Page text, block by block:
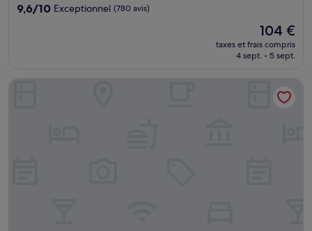
9.6
9,6/10 Exceptionnel (780 avis)
Le
nouveau
prix
de
104 €
104 €
taxes et frais compris
4 sept. - 5 sept.